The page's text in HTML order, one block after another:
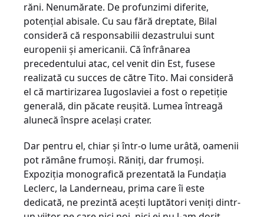
răni. Nenumărate. De profunzimi diferite,
potențial abisale. Cu sau fără dreptate, Bilal
consideră că responsabilii dezastrului sunt
europenii și americanii. Că înfrânarea
precedentului atac, cel venit din Est, fusese
realizată cu succes de către Tito. Mai consideră
el că martirizarea Iugoslaviei a fost o repetiție
generală, din păcate reușită. Lumea întreagă
alunecă înspre același crater.
Dar pentru el, chiar și într-o lume urâtă, oamenii
pot rămâne frumoși. Răniți, dar frumoși.
Expoziția monografică prezentată la Fundația
Leclerc, la Landerneau, prima care îi este
dedicată, ne prezintă acești luptători veniți dintr-